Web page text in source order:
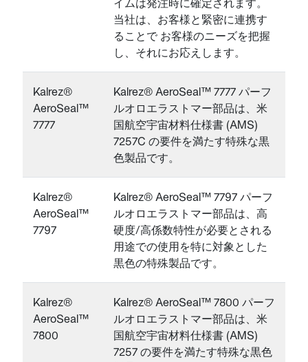
イムは発注時に確定されます。
当社は、お客様と緊密に連携す
ることで お客様のニーズを把握
し、それにお応えします。
Kalrez®
AeroSeal™
7777
Kalrez® AeroSeal™ 7777 パーフ
ルオロエラストマー部品は、米
国航空宇宙材料仕様書 (AMS)
7257C の要件を満たす特殊な黒
色製品です。
Kalrez®
AeroSeal™
7797
Kalrez® AeroSeal™ 7797 パーフ
ルオロエラストマー部品は、高
硬度/高係数特性が必要とされる
用途での使用を特に対象とした
黒色の特殊製品です。
Kalrez®
AeroSeal™
7800
Kalrez® AeroSeal™ 7800 パーフ
ルオロエラストマー部品は、米
国航空宇宙材料仕様書 (AMS)
7257 の要件を満たす特殊な黒色